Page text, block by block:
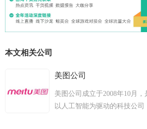
本文相关公司
美图公司
美图公司成立于2008年10月，
以人工智能为驱动的科技公